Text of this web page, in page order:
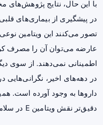
با این حال، نتایج پژوهش
در پیشگیری از بیماری‌های
تصور می‌کنند این ویتامین
عارضه می‌توان آن را مصرف
اطمینانی نمی‌دهند. از سوی
در دهه‌های اخیر، نگرانی‌هایی
داروها به وجود آورده است.
دقیق‌تر نقش ویتامین E در